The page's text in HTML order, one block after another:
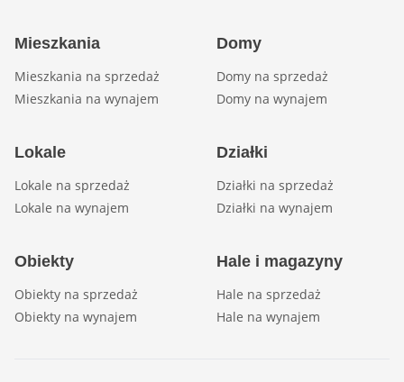
Mieszkania
Mieszkania na sprzedaż
Mieszkania na wynajem
Domy
Domy na sprzedaż
Domy na wynajem
Lokale
Lokale na sprzedaż
Lokale na wynajem
Działki
Działki na sprzedaż
Działki na wynajem
Obiekty
Obiekty na sprzedaż
Obiekty na wynajem
Hale i magazyny
Hale na sprzedaż
Hale na wynajem